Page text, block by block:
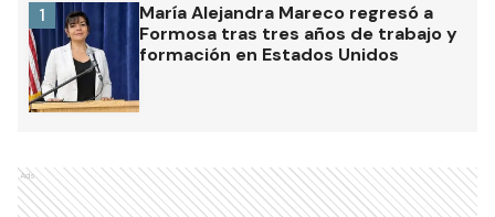
María Alejandra Mareco regresó a
Formosa tras tres años de trabajo y
formación en Estados Unidos
1
Ads